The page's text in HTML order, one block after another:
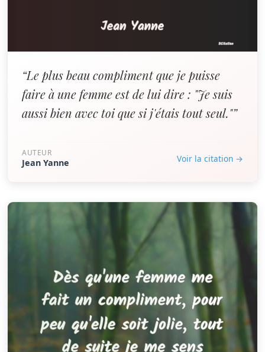
“Le plus beau compliment que je puisse
faire à une femme est de lui dire : "Je suis
aussi bien avec toi que si j'étais tout seul."”
AUTEUR
Jean Yanne Voir la citation →